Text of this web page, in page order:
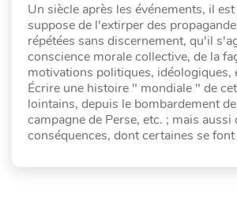
Un siècle après les événements, il
suppose de l'extirper des
répétées sans discernement, qu'il
conscience morale collective, de la
motivations politiques, idéologiques,
Écrire une histoire " mondiale " de
lointains, depuis le bombardement
campagne de Perse, etc. ; mais
conséquences, dont certaines se